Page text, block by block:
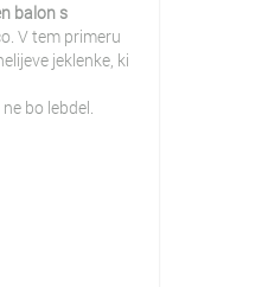
balon s
V tem primeru
jeklenke, ki
bo lebdel.